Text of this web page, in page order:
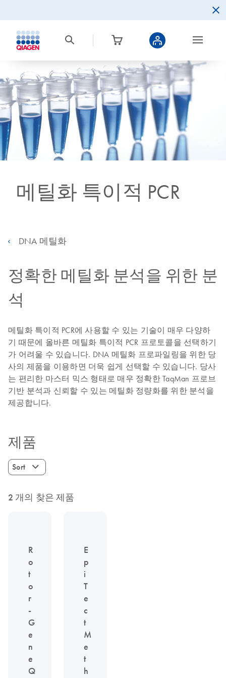
메틸화 특이적 PCR
DNA 메틸화
정확한 메틸화 분석을 위한 분
석
메틸화 특이적 PCR에 사용할 수 있는 기술이 매우 다양하
기 때문에 올바른 메틸화 특이적 PCR 프로토콜을 선택하기
가 어려울 수 있습니다. DNA 메틸화 프로파일링을 위한 당
사의 제품을 이용하면 더욱 쉽게 선택할 수 있습니다. 당사
는 편리한 마스터 믹스 형태로 매우 정확한 TaqMan 프로브
기반 분석과 신뢰할 수 있는 메틸화 정량화를 위한 분석을
제공합니다.
제품
Sort
2 개의 찾은 제품
R
o
t
o
r
-
G
e
n
e
Q
E
p
i
T
e
c
t
M
e
t
h